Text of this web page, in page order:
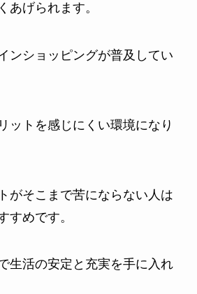
あげられます。
ンショッピングが普及してい
ットを感じにくい環境になり
がそこまで苦にならない人は
すめです。
生活の安定と充実を手に入れ